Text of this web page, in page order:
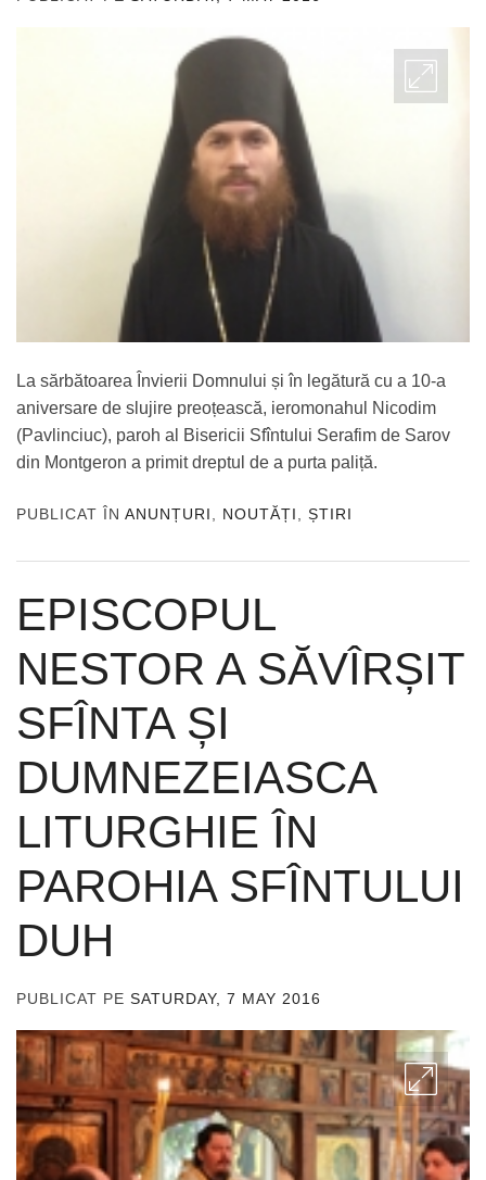
La sărbătoarea Învierii Domnului și în legătură cu a 10-a
aniversare de slujire preoțească, ieromonahul Nicodim
(Pavlinciuc), paroh al Bisericii Sfîntului Serafim de Sarov
din Montgeron a primit dreptul de a purta paliță.
PUBLICAT ÎN ANUNȚURI NOUTĂȚI ȘTIRI
EPISCOPUL
NESTOR A SĂVÎRȘIT
SFÎNTA ȘI
DUMNEZEIASCA
LITURGHIE ÎN
PAROHIA SFÎNTULUI
DUH
PUBLICAT PE SATURDAY, 7 MAY 2016